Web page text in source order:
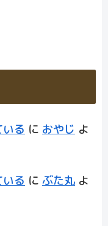
る に おやじ よ
る に ぶた丸 よ